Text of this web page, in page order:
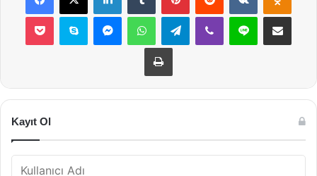
Pocket Skype MessengerWhatsAppTelegramViber Line E-Posta ile
Yazdır
Kayıt Ol